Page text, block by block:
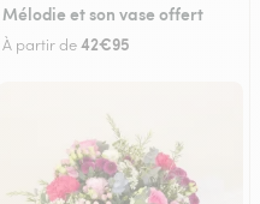
Mélodie et son vase offert
À partir de42€95